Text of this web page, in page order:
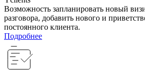
Возможность запланировать новый
разговора, добавить нового и
постоянного клиента.
Подробнее